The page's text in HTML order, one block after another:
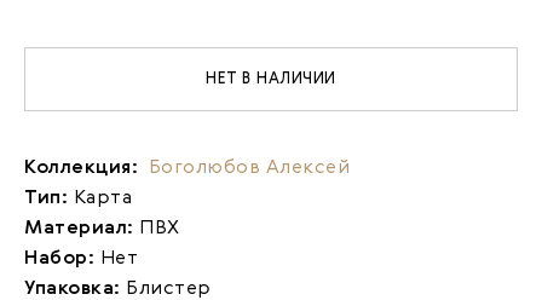
НЕТ В НАЛИЧИИ
Коллекция:
Боголюбов Алексей
Тип: Карта
Материал: ПВХ
Набор: Нет
Упаковка: Блистер